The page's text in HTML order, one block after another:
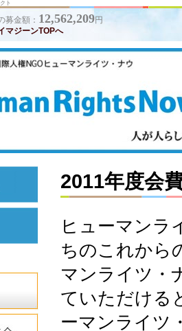
ト
募金額： 12,562,209円
マジーンTOPへ
2011年度会
ヒューマンラ
ちのこれから
マンライツ・
ていただける
ーマンライツ